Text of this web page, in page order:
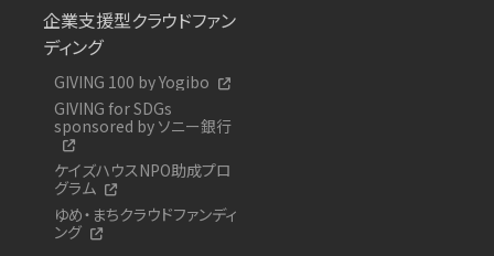
企業支援型クラウドファン
ディング
GIVING 100 by Yogibo
GIVING for SDGs
sponsored by ソニー銀行
ケイズハウスNPO助成プロ
グラム
ゆめ・まちクラウドファンディ
ング